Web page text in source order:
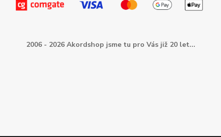
2006 - 2026 Akordshop jsme tu pro Vás již 20 let...